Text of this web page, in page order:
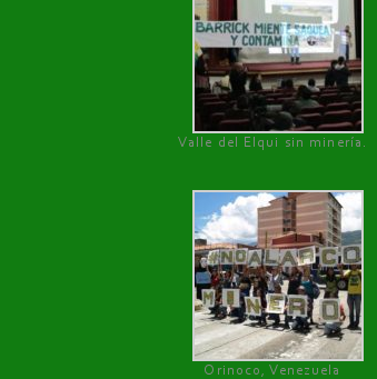
Valle del Elqui sin minería.
Orinoco, Venezuela